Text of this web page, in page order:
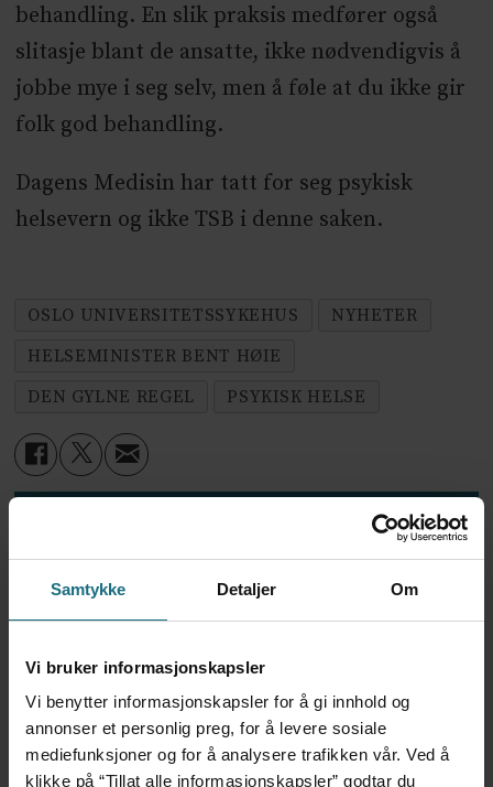
Samtykke Detaljer Om
Vi bruker informasjonskapsler
Vi benytter informasjonskapsler for å gi innhold og
annonser et personlig preg, for å levere sosiale
mediefunksjoner og for å analysere trafikken vår. Ved å
klikke på “Tillat alle informasjonskapsler” godtar du
behandling. En slik praksis medfører også
slitasje blant de ansatte, ikke nødvendigvis å
jobbe mye i seg selv, men å føle at du ikke gir
folk god behandling.
Dagens Medisin har tatt for seg psykisk
helsevern og ikke TSB i denne saken.
OSLO UNIVERSITETSSYKEHUS
NYHETER
HELSEMINISTER BENT HØIE
DEN GYLNE REGEL
PSYKISK HELSE
Vi trenger en grunnlov for
psykisk helsehjelp
6 dager siden
Flytter oppgaver og
frigjør tid for
helsepersonell: – Det er